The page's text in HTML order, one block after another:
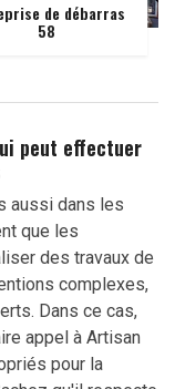
de débarras
58
peut effectuer
aussi dans les
que les
des travaux de
complexes,
Dans ce cas,
appel à Artisan
pour la